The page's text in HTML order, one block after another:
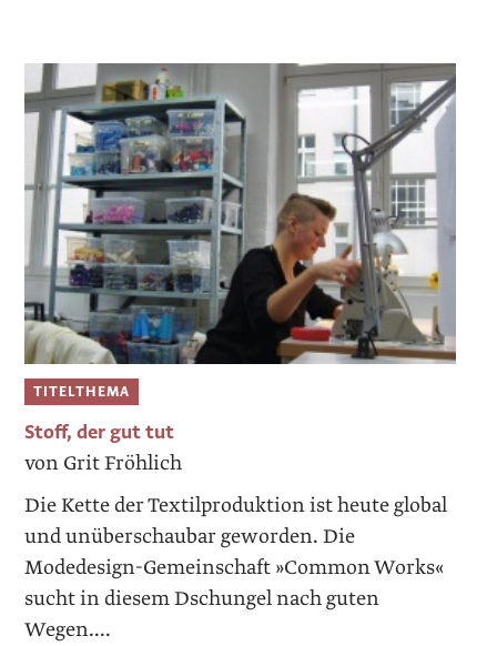
TITELTHEMA
Stoff, der gut tut
von Grit Fröhlich
Die Kette der Textilproduktion ist heute global
und unüberschaubar geworden. Die
Modedesign-Gemeinschaft »Common Works«
sucht in diesem Dschungel nach guten
Wegen....